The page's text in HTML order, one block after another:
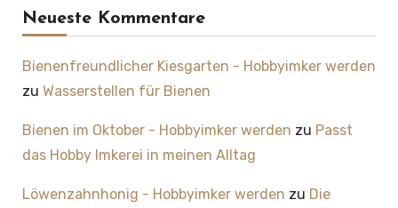
Neueste Kommentare
Bienenfreundlicher Kiesgarten - Hobbyimker werden
zu Wasserstellen für Bienen
Bienen im Oktober - Hobbyimker werden zu Passt
das Hobby Imkerei in meinen Alltag
Löwenzahnhonig - Hobbyimker werden zu Die